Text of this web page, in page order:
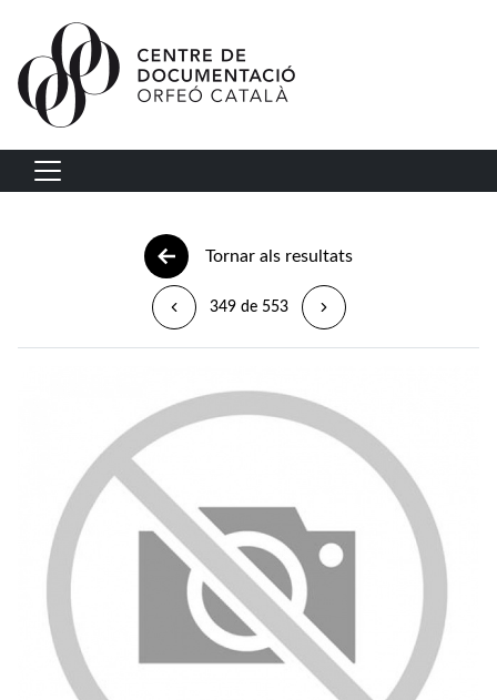
Vés al contingut
Navegació principal
Tornar als resultats
349 de 553